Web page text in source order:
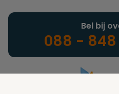
Bel bij
088 - 848